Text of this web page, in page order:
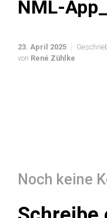
NML-
23. April 2025
von René Zühlke
Noch keine